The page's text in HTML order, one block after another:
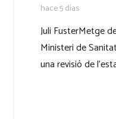
hace 5 días
Juli FusterMetge
Ministeri de
una revisió de